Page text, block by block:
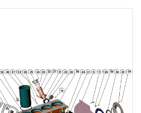
9 11
14
20
21
22
23
24
25
26 27 30
31
32 33
37 39 48
49
52 54
59 61
63